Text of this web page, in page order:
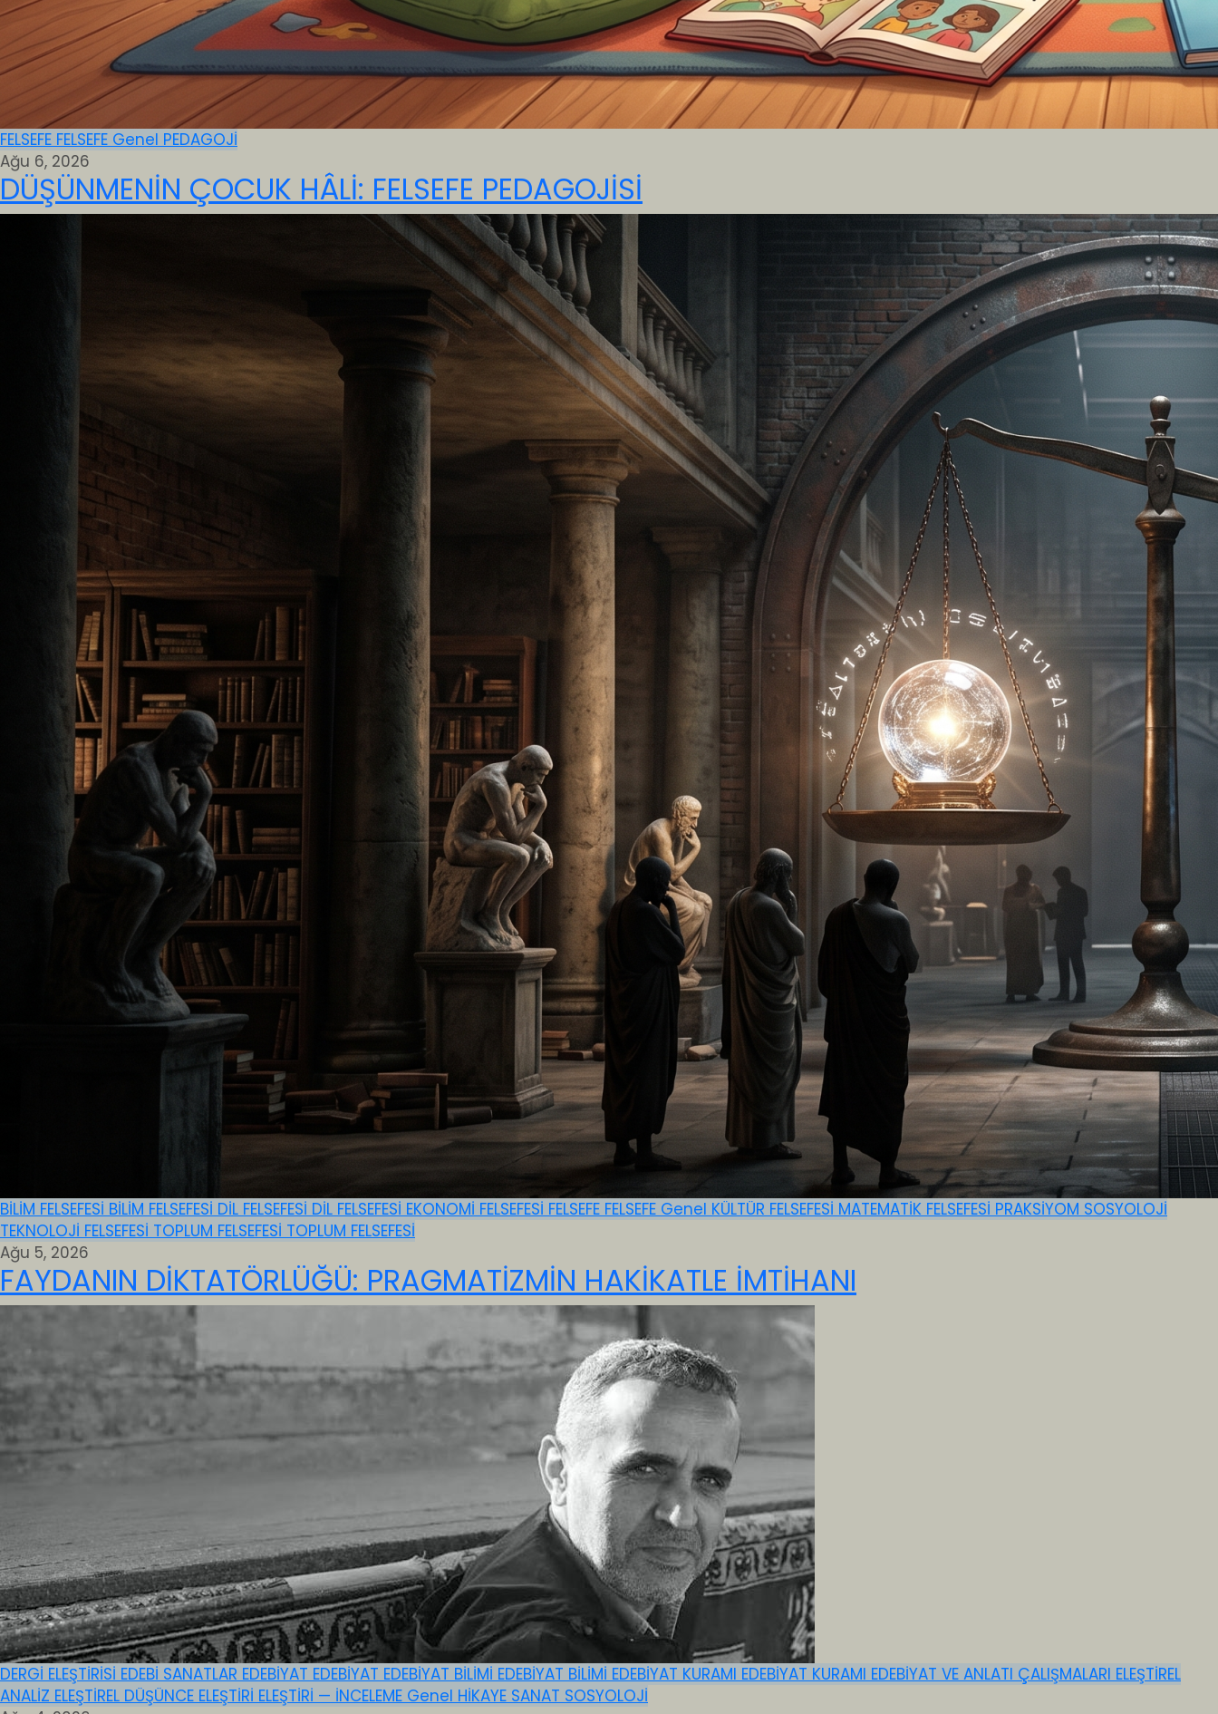
FELSEFE FELSEFE Genel PEDAGOJİ
Ağu 6, 2026
DÜŞÜNMENİN ÇOCUK HÂLİ: FELSEFE PEDAGOJİSİ
BİLİM FELSEFESİ BİLİM FELSEFESİ DİL FELSEFESİ DİL FELSEFESİ EKONOMİ FELSEFESİ FELSEFE FELSEFE Genel KÜLTÜR FELSEFESİ MATEMATİK FELSEFESİ PRAKSİYOM SOSYOLOJİ
TEKNOLOJİ FELSEFESİ TOPLUM FELSEFESİ TOPLUM FELSEFESİ
Ağu 5, 2026
FAYDANIN DİKTATÖRLÜĞÜ: PRAGMATİZMİN HAKİKATLE İMTİHANI
DERGİ ELEŞTİRİSİ EDEBİ SANATLAR EDEBİYAT EDEBİYAT EDEBİYAT BİLİMİ EDEBİYAT BİLİMİ EDEBİYAT KURAMI EDEBİYAT KURAMI EDEBİYAT VE ANLATI ÇALIŞMALARI ELEŞTİREL
ANALİZ ELEŞTİREL DÜŞÜNCE ELEŞTİRİ ELEŞTİRİ — İNCELEME Genel HİKAYE SANAT SOSYOLOJİ